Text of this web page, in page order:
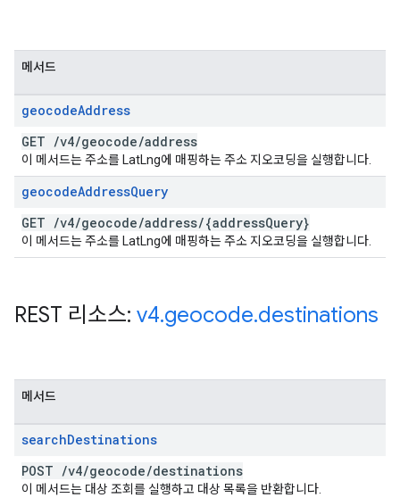
메서드
geocodeAddress
GET /v4/geocode/address
이 메서드는 주소를 LatLng에 매핑하는 주소 지오코딩을 실행합니다.
geocodeAddressQuery
GET /v4/geocode/address/{addressQuery}
이 메서드는 주소를 LatLng에 매핑하는 주소 지오코딩을 실행합니다.
REST 리소스: v4.geocode.destinations
메서드
searchDestinations
POST /v4/geocode/destinations
이 메서드는 대상 조회를 실행하고 대상 목록을 반환합니다.